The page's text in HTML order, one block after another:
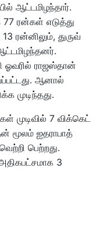
ஆட்டமிழந்தார்.
77 ரன்கள் எடுத்து
ரன்னிலும், துருவ்
ஓவரில் ராஜஸ்தான்
ஆனால்
முடிந்தது.
முடிவில் 7 விக்கெட்
மூலம் ஐதராபாத்
பெற்றது.
3